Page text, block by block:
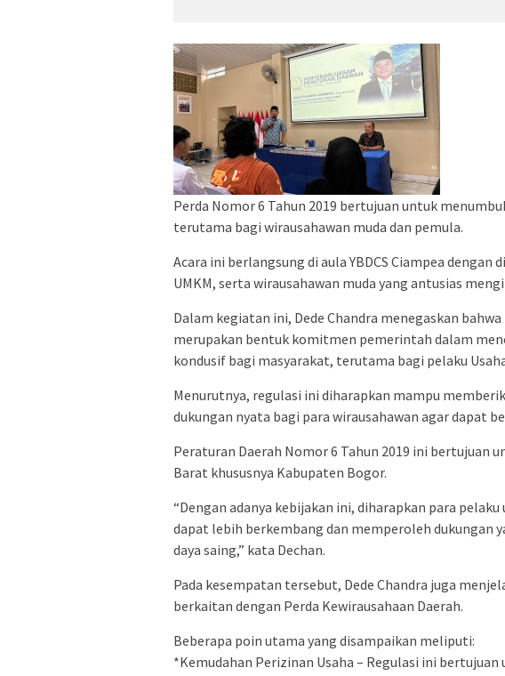
Perda Nomor 6 Tahun 2019 bertujuan untuk
terutama bagi wirausahawan muda dan pemula.
Acara ini berlangsung di aula YBDCS Ciampea
UMKM, serta wirausahawan muda yang antusias
Dalam kegiatan ini, Dede Chandra menegaskan
merupakan bentuk komitmen pemerintah dalam
kondusif bagi masyarakat, terutama bagi pelaku
Menurutnya, regulasi ini diharapkan mampu
dukungan nyata bagi para wirausahawan agar dapat
Peraturan Daerah Nomor 6 Tahun 2019 ini bertujuan
Barat khususnya Kabupaten Bogor.
“Dengan adanya kebijakan ini, diharapkan para
dapat lebih berkembang dan memperoleh dukungan
daya saing,” kata Dechan.
Pada kesempatan tersebut, Dede Chandra juga
berkaitan dengan Perda Kewirausahaan Daerah.
Beberapa poin utama yang disampaikan meliputi:
*Kemudahan Perizinan Usaha – Regulasi ini